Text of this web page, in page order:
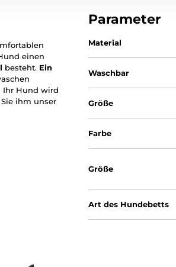
einen
besteht. Ein
Ihr Hund wird
ihm unser
Parameter
Material
Waschbar
Größe
Farbe
Größe
Art des Hundebetts